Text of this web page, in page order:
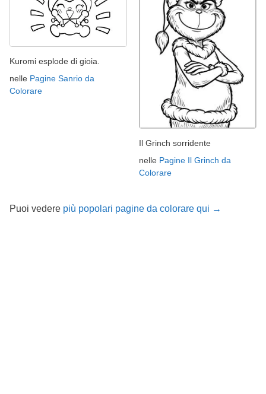
Kuromi esplode di gioia.
nelle Pagine Sanrio da
Colorare
Il Grinch sorridente
nelle Pagine Il Grinch da
Colorare
Puoi vedere più popolari pagine da colorare qui →